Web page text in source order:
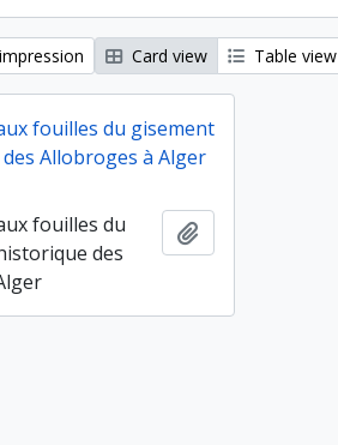
Card view Table view
fouilles du gisement
Allobroges à Alger
fouilles du
des